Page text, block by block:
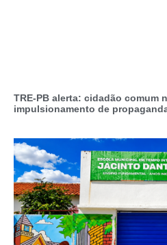
TRE-PB alerta: cidadão comum
impulsionamento de